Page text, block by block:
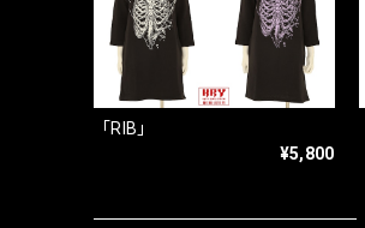
「RIB」
¥5,800